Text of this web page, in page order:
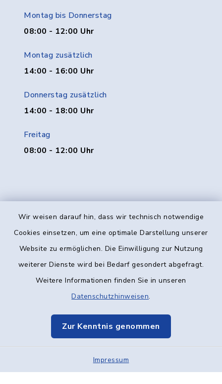
Wir weisen darauf hin, dass wir technisch notwendige
Cookies einsetzen, um eine optimale Darstellung unserer
Website zu ermöglichen. Die Einwilligung zur Nutzung
weiterer Dienste wird bei Bedarf gesondert abgefragt.
Weitere Informationen finden Sie in unseren
Datenschutzhinweisen.
Zur Kenntnis genommen
Impressum
Montag bis Donnerstag
08:00 - 12:00 Uhr
Montag zusätzlich
14:00 - 16:00 Uhr
Donnerstag zusätzlich
14:00 - 18:00 Uhr
Freitag
08:00 - 12:00 Uhr
Kontakt
Datenschutz
Elektronische Kommunikation
Sitemap